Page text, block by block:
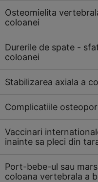
Osteomielita
coloanei
Durerile de spate -
coloanei
Stabilizarea axiala a
Complicatiile
Vaccinari
inainte sa pleci din
Port-bebe-ul sau
coloana vertebrala a